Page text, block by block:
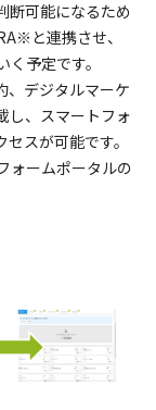
断可能になるため
と連携させ、
予定です。
、デジタルマーケ
し、スマートフォ
スが可能です。
ォームポータルの